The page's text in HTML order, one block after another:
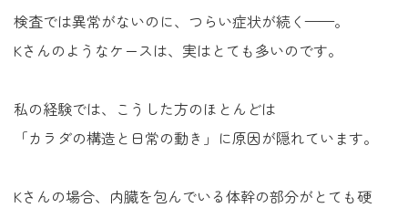
検査では異常がないのに、つらい症状が続く——。
Kさんのようなケースは、実はとても多いのです。
私の経験では、こうした方のほとんどは
「カラダの構造と日常の動き」に原因が隠れています。
Kさんの場合、内臓を包んでいる体幹の部分がとても硬